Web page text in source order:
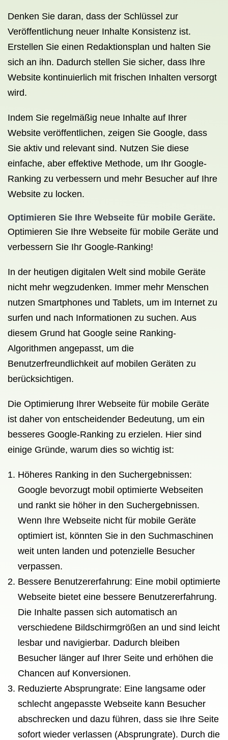
Denken Sie daran, dass der Schlüssel zur
Veröffentlichung neuer Inhalte Konsistenz ist.
Erstellen Sie einen Redaktionsplan und halten Sie
sich an ihn. Dadurch stellen Sie sicher, dass Ihre
Website kontinuierlich mit frischen Inhalten versorgt
wird.
Indem Sie regelmäßig neue Inhalte auf Ihrer
Website veröffentlichen, zeigen Sie Google, dass
Sie aktiv und relevant sind. Nutzen Sie diese
einfache, aber effektive Methode, um Ihr Google-
Ranking zu verbessern und mehr Besucher auf Ihre
Website zu locken.
Optimieren Sie Ihre Webseite für mobile Geräte.
Optimieren Sie Ihre Webseite für mobile Geräte und
verbessern Sie Ihr Google-Ranking!
In der heutigen digitalen Welt sind mobile Geräte
nicht mehr wegzudenken. Immer mehr Menschen
nutzen Smartphones und Tablets, um im Internet zu
surfen und nach Informationen zu suchen. Aus
diesem Grund hat Google seine Ranking-
Algorithmen angepasst, um die
Benutzerfreundlichkeit auf mobilen Geräten zu
berücksichtigen.
Die Optimierung Ihrer Webseite für mobile Geräte
ist daher von entscheidender Bedeutung, um ein
besseres Google-Ranking zu erzielen. Hier sind
einige Gründe, warum dies so wichtig ist:
Höheres Ranking in den Suchergebnissen:
Google bevorzugt mobil optimierte Webseiten
und rankt sie höher in den Suchergebnissen.
Wenn Ihre Webseite nicht für mobile Geräte
optimiert ist, könnten Sie in den Suchmaschinen
weit unten landen und potenzielle Besucher
verpassen.
Bessere Benutzererfahrung: Eine mobil optimierte
Webseite bietet eine bessere Benutzererfahrung.
Die Inhalte passen sich automatisch an
verschiedene Bildschirmgrößen an und sind leicht
lesbar und navigierbar. Dadurch bleiben
Besucher länger auf Ihrer Seite und erhöhen die
Chancen auf Konversionen.
Reduzierte Absprungrate: Eine langsame oder
schlecht angepasste Webseite kann Besucher
abschrecken und dazu führen, dass sie Ihre Seite
sofort wieder verlassen (Absprungrate). Durch die